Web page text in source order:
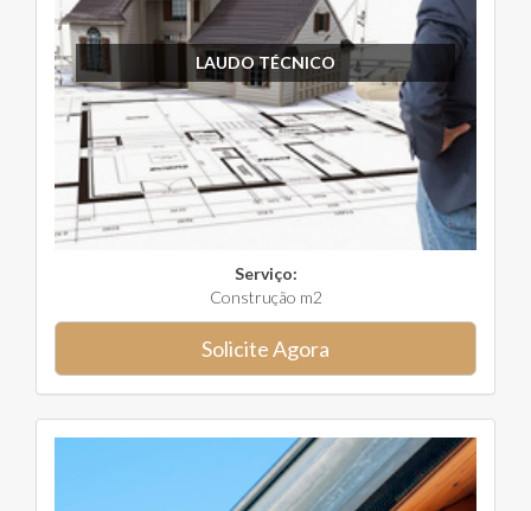
LAUDO TÉCNICO
Serviço:
Construção m2
Solicite Agora